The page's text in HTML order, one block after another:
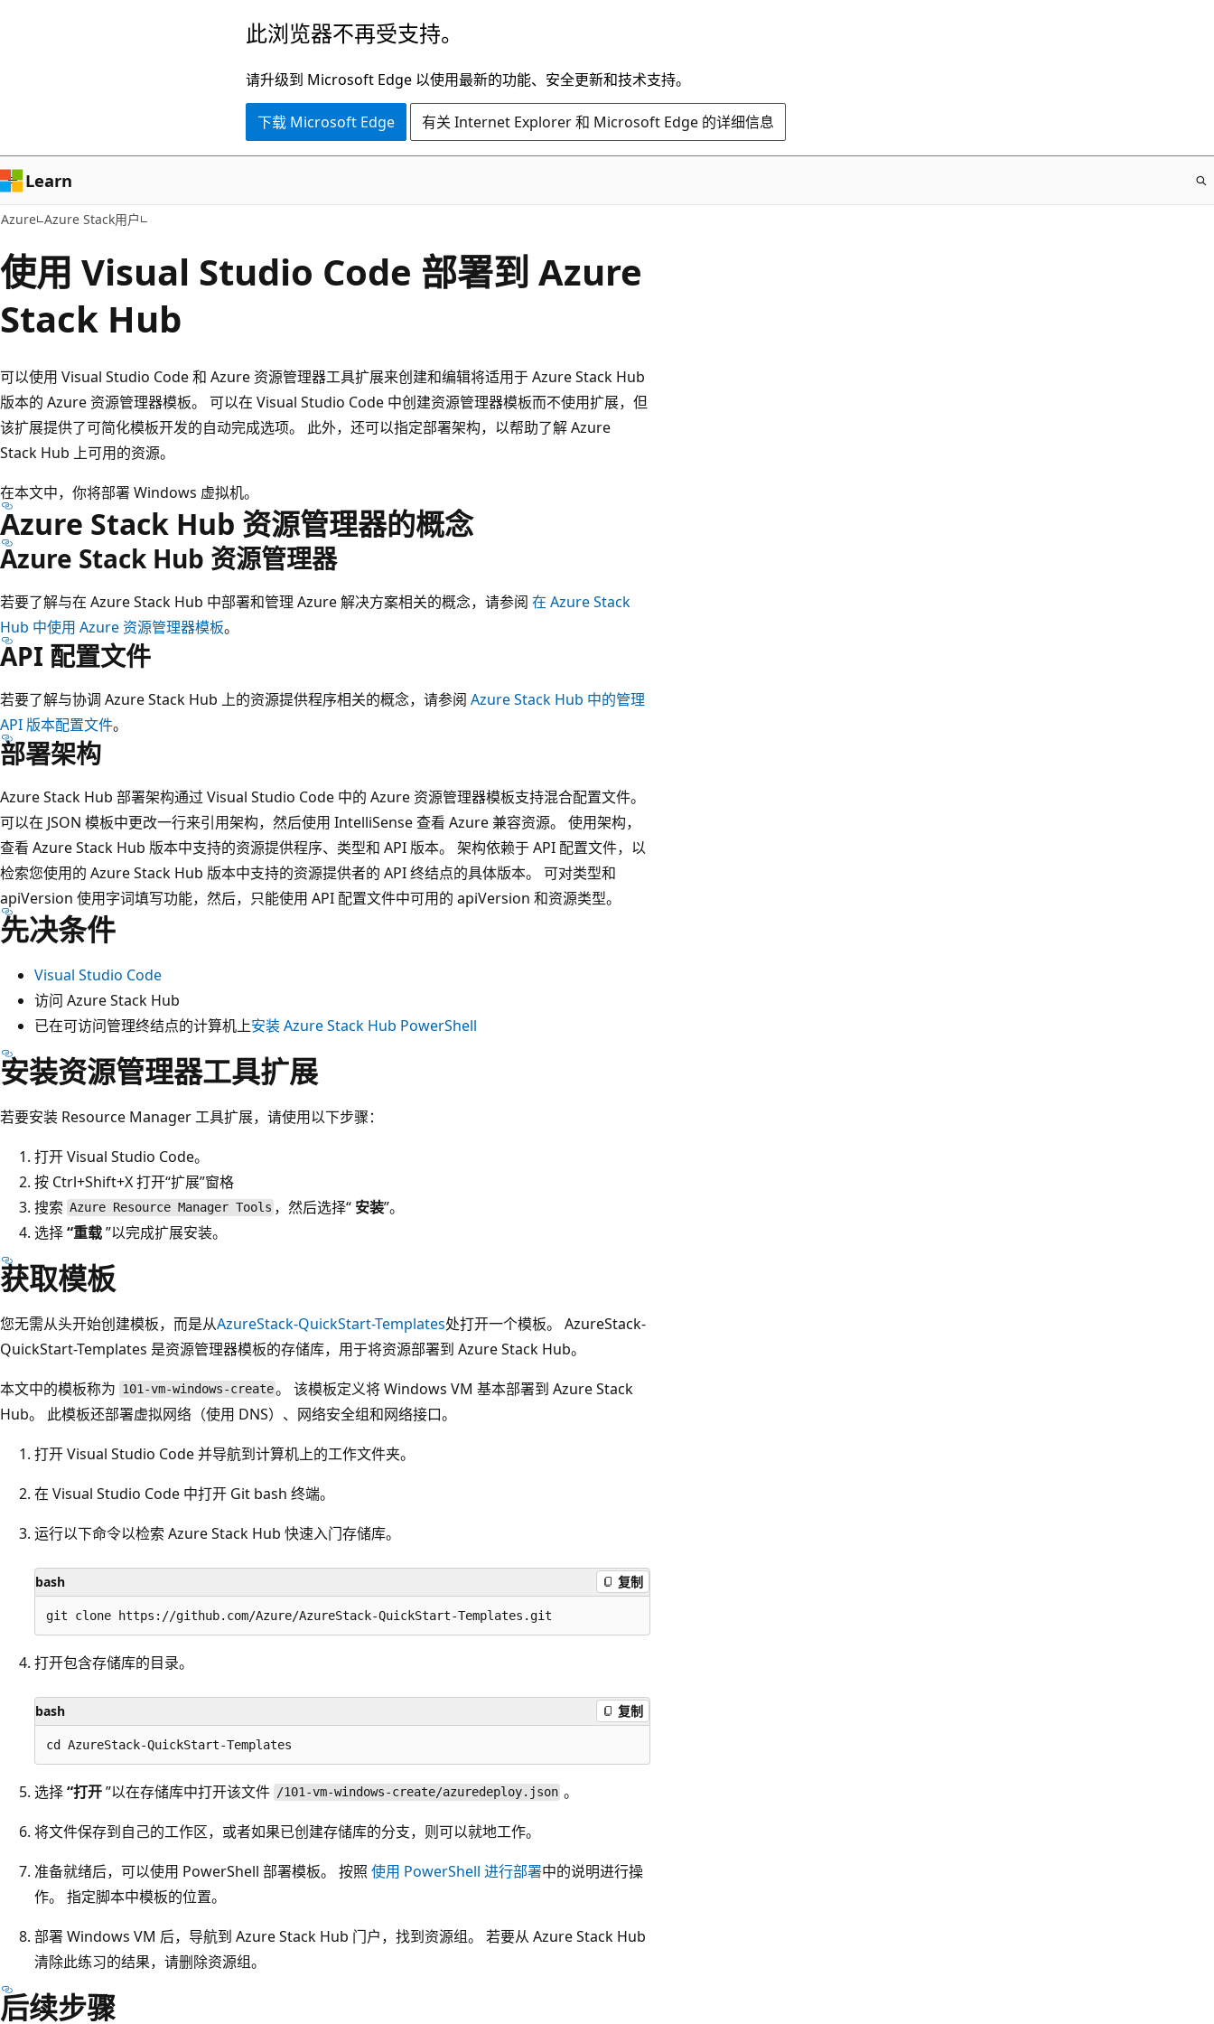
容
此浏览器不再受支持。
请升级到 Microsoft Edge 以使用最新的功能、安全更新和技术支持。
下载 Microsoft Edge 有关 Internet Explorer 和 Microsoft Edge 的详细信息
Learn
Azure Azure Stack用户
使用 Visual Studio Code 部署到 Azure
Stack Hub
可以使用 Visual Studio Code 和 Azure 资源管理器工具扩展来创建和编辑将适用于 Azure Stack Hub
版本的 Azure 资源管理器模板。 可以在 Visual Studio Code 中创建资源管理器模板而不使用扩展，但
该扩展提供了可简化模板开发的自动完成选项。 此外，还可以指定部署架构，以帮助了解 Azure
Stack Hub 上可用的资源。
在本文中，你将部署 Windows 虚拟机。
Azure Stack Hub 资源管理器的概念
Azure Stack Hub 资源管理器
若要了解与在 Azure Stack Hub 中部署和管理 Azure 解决方案相关的概念，请参阅 在 Azure Stack
Hub 中使用 Azure 资源管理器模板。
API 配置文件
若要了解与协调 Azure Stack Hub 上的资源提供程序相关的概念，请参阅 Azure Stack Hub 中的管理
API 版本配置文件。
部署架构
Azure Stack Hub 部署架构通过 Visual Studio Code 中的 Azure 资源管理器模板支持混合配置文件。
可以在 JSON 模板中更改一行来引用架构，然后使用 IntelliSense 查看 Azure 兼容资源。 使用架构，
查看 Azure Stack Hub 版本中支持的资源提供程序、类型和 API 版本。 架构依赖于 API 配置文件，以
检索您使用的 Azure Stack Hub 版本中支持的资源提供者的 API 终结点的具体版本。 可对类型和
apiVersion 使用字词填写功能，然后，只能使用 API 配置文件中可用的 apiVersion 和资源类型。
先决条件
Visual Studio Code
访问 Azure Stack Hub
已在可访问管理终结点的计算机上安装 Azure Stack Hub PowerShell
安装资源管理器工具扩展
若要安装 Resource Manager 工具扩展，请使用以下步骤：
打开 Visual Studio Code。
按 Ctrl+Shift+X 打开“扩展”窗格
搜索 Azure Resource Manager Tools ，然后选择“ 安装”。
选择“重载”以完成扩展安装。
获取模板
您无需从头开始创建模板，而是从AzureStack-QuickStart-Templates处打开一个模板。 AzureStack-
QuickStart-Templates 是资源管理器模板的存储库，用于将资源部署到 Azure Stack Hub。
本文中的模板称为 101-vm-windows-create。 该模板定义将 Windows VM 基本部署到 Azure Stack
Hub。 此模板还部署虚拟网络（使用 DNS）、网络安全组和网络接口。
打开 Visual Studio Code 并导航到计算机上的工作文件夹。
在 Visual Studio Code 中打开 Git bash 终端。
运行以下命令以检索 Azure Stack Hub 快速入门存储库。
bash 复制
打开包含存储库的目录。
bash 复制
选择“打开”以在存储库中打开该文件 /101-vm-windows-create/azuredeploy.json 。
将文件保存到自己的工作区，或者如果已创建存储库的分支，则可以就地工作。
准备就绪后，可以使用 PowerShell 部署模板。 按照 使用 PowerShell 进行部署中的说明进行操
作。 指定脚本中模板的位置。
部署 Windows VM 后，导航到 Azure Stack Hub 门户，找到资源组。 若要从 Azure Stack Hub
清除此练习的结果，请删除资源组。
后续步骤